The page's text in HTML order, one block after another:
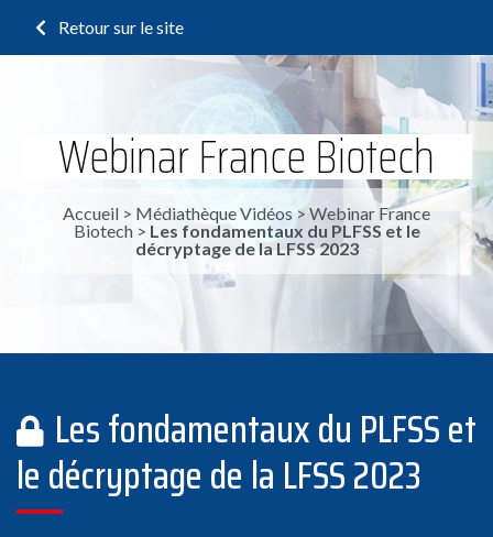
Retour sur le site
Webinar France Biotech
Accueil > Médiathèque Vidéos > Webinar France
Biotech> Les fondamentaux du PLFSS et le
décryptage de la LFSS 2023
Les fondamentaux du PLFSS et
le décryptage de la LFSS 2023